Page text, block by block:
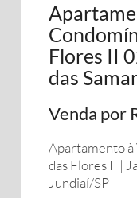
Flores II
das
Venda por
Apartamento à
das Flores II |
Jundiaí/SP